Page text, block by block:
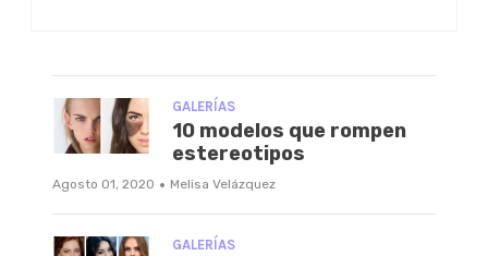
GALERÍAS
10 modelos que rompen
estereotipos
Agosto 01, 2020 · Melisa Velázquez
GALERÍAS